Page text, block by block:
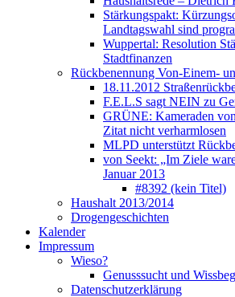
Stärkungspakt:
Landtagswahl sind
Wuppertal: Resolution
Stadtfinanzen
Rückbenennung Von-Einem-
18.11.2012
F.E.L.S sagt NEIN zu
GRÜNE: Kameraden
Zitat nicht verharmlosen
MLPD unterstützt
von Seekt: „Im Ziele
Januar 2013
#8392 (kein Titel)
Haushalt 2013/2014
Drogengeschichten
Kalender
Impressum
Wieso?
Genusssucht und
Datenschutzerklärung